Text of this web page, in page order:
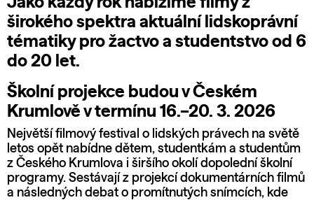
širokého spektra aktuální lidskoprávní
tématiky pro žactvo a studentstvo od 6
do 20 let.
Školní projekce budou v Českém
Krumlově v termínu 16.–20. 3. 2026
Největší filmový festival o lidských právech na světě
letos opět nabídne dětem, studentkám a studentům
z Českého Krumlova i širšího okolí dopolední školní
programy. Sestávají z projekcí dokumentárních filmů
a následných debat o promítnutých snímcích, kde